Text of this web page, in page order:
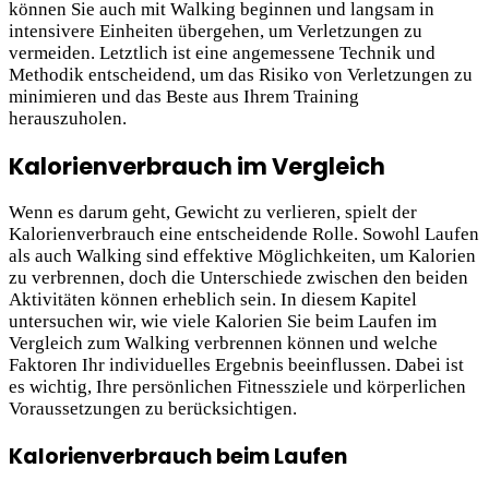
können Sie auch mit Walking beginnen und langsam in
intensivere Einheiten übergehen, um Verletzungen zu
vermeiden. Letztlich ist eine angemessene Technik und
Methodik entscheidend, um das Risiko von Verletzungen zu
minimieren und das Beste aus Ihrem Training
herauszuholen.
Kalorienverbrauch im Vergleich
Wenn es darum geht, Gewicht zu verlieren, spielt der
Kalorienverbrauch eine entscheidende Rolle. Sowohl Laufen
als auch Walking sind effektive Möglichkeiten, um Kalorien
zu verbrennen, doch die Unterschiede zwischen den beiden
Aktivitäten können erheblich sein. In diesem Kapitel
untersuchen wir, wie viele Kalorien Sie beim Laufen im
Vergleich zum Walking verbrennen können und welche
Faktoren Ihr individuelles Ergebnis beeinflussen. Dabei ist
es wichtig, Ihre persönlichen Fitnessziele und körperlichen
Voraussetzungen zu berücksichtigen.
Kalorienverbrauch beim Laufen